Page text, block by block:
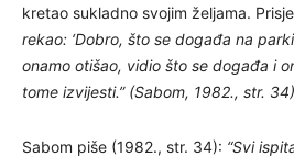
kretao sukladno svojim željama.
rekao: ‘Dobro, što se događa na
onamo otišao, vidio što se događa i
tome izvijesti.” (Sabom, 1982., str.
Sabom piše (1982., str. 34): “Svi